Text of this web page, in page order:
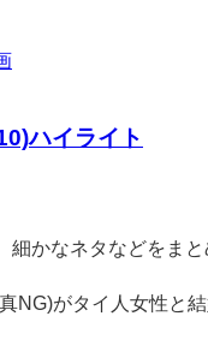
ハイライト
かなネタなどをまと
NG)がタイ人女性と